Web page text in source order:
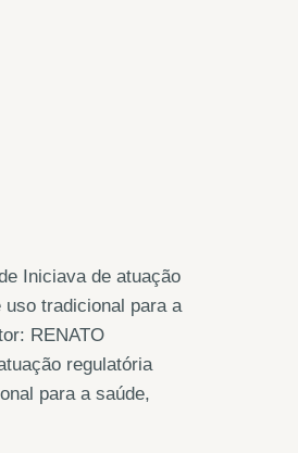
Iniciava de atuação
tradicional para a
RENATO
regulatória
para a saúde,